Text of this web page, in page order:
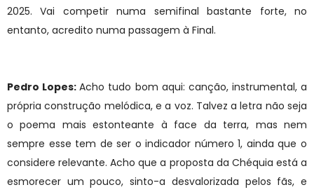
2025. Vai competir numa semifinal bastante forte, no
entanto, acredito numa passagem à Final.
Pedro Lopes:Acho tudo bom aqui: canção, instrumental, a
própria construção melódica, e a voz. Talvez a letra não seja
o poema mais estonteante à face da terra, mas nem
sempre esse tem de ser o indicador número 1, ainda que o
considere relevante. Acho que a proposta da Chéquia está a
esmorecer um pouco, sinto-a desvalorizada pelos fãs, e